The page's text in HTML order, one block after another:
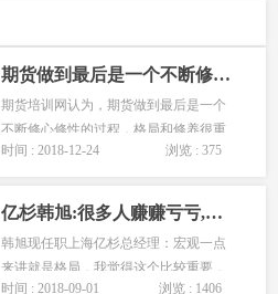
期货做到最后是一个不断修心修性的过程「格局和修养很重要」
期货培训网认为，期货做到最后是一个
不断修心修性的过程，格局和修养很重
要！...
时间 : 2018-12-24 浏览 : 375
亿杉韩旭:很多人赚赚亏亏,可能是格局不够「期货格局很重要」
韩旭现任职上海亿杉总经理：宏观一点
来讲就是格局，我觉得这个比较重要，
时间 : 2018-09-01 浏览 : 1406